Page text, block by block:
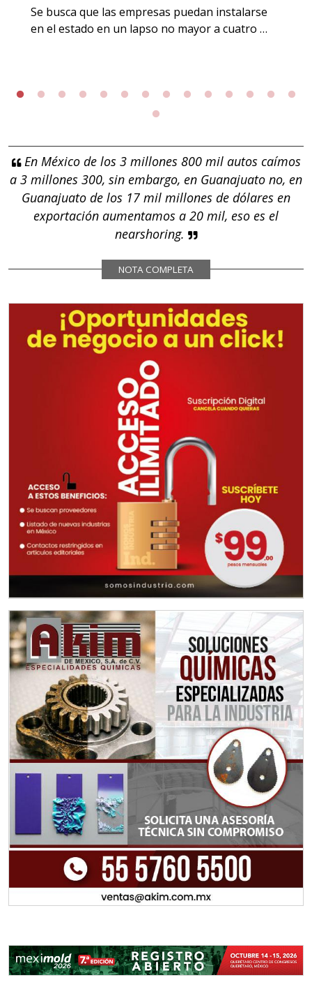
Se busca que las empresas puedan instalarse
en el estado en un lapso no mayor a cuatro …
En México de los 3 millones 800 mil autos caímos
a 3 millones 300, sin embargo, en Guanajuato no, en
Guanajuato de los 17 mil millones de dólares en
exportación aumentamos a 20 mil, eso es el
nearshoring.
NOTA COMPLETA